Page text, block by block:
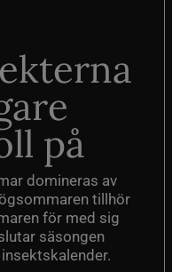
på
domineras av
tillhör
för med sig
säsongen